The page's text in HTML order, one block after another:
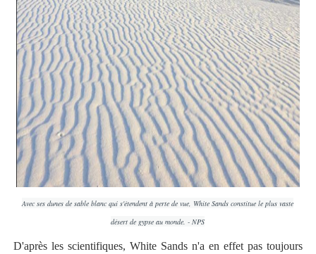
Avec ses dunes de sable blanc qui s'étendent à perte de vue, White Sands constitue le plus vaste
désert de gypse au monde. - NPS
D'après les scientifiques, White Sands n'a en effet pas toujours